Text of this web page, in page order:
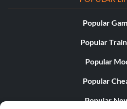
Popular
Popular
Popular
Popular
Popular